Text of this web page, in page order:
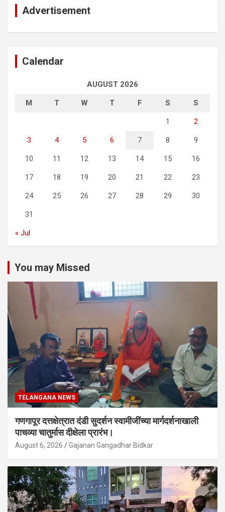
Advertisement
Calendar
AUGUST 2026
M T W T F S S
1 2
3 4 5 6 7 8 9
10 11 12 13 14 15 16
17 18 19 20 21 22 23
24 25 26 27 28 29 30
31
« Jul
You may Missed
TELANGANA NEWS
गणगापूर दत्तक्षेत्रात दंडी सुदर्शन स्वामीजींच्या मार्गदर्शनाखाली
पाचव्या चातुर्मास दीक्षेला प्रारंभ।
August 6, 2026 Gajanan Gangadhar Bidkar